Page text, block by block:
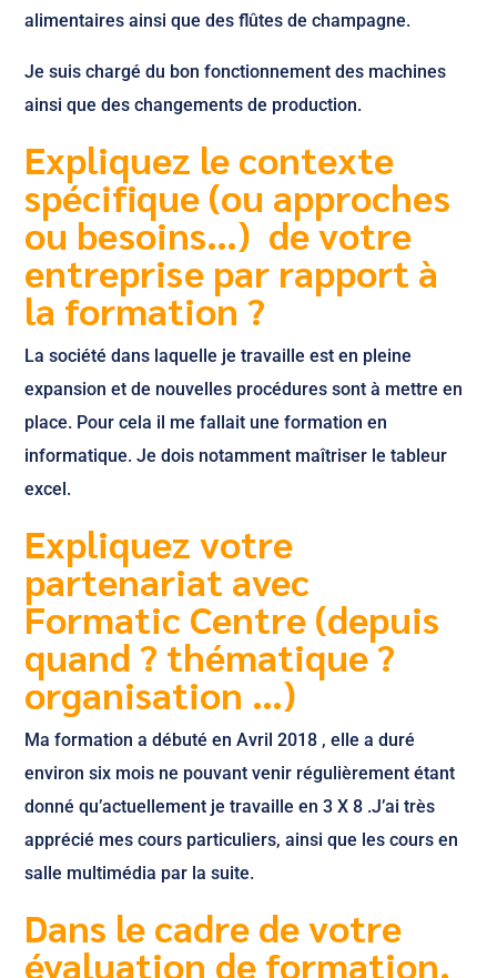
alimentaires ainsi que des flûtes de champagne.
Je suis chargé du bon fonctionnement des machines
ainsi que des changements de production.
Expliquez le contexte
spécifique (ou approches
ou besoins…) de votre
entreprise par rapport à
la formation ?
La société dans laquelle je travaille est en pleine
expansion et de nouvelles procédures sont à mettre en
place. Pour cela il me fallait une formation en
informatique. Je dois notamment maîtriser le tableur
excel.
Expliquez votre
partenariat avec
Formatic Centre (depuis
quand ? thématique ?
organisation …)
Ma formation a débuté en Avril 2018 , elle a duré
environ six mois ne pouvant venir régulièrement étant
donné qu’actuellement je travaille en 3 X 8 .J’ai très
apprécié mes cours particuliers, ainsi que les cours en
salle multimédia par la suite.
Dans le cadre de votre
évaluation de formation,